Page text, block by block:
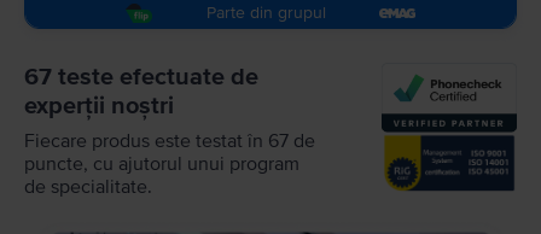
Parte din grupul
67 teste efectuate de
experții noștri
Fiecare produs este testat în 67 de
puncte, cu ajutorul unui program
de specialitate.